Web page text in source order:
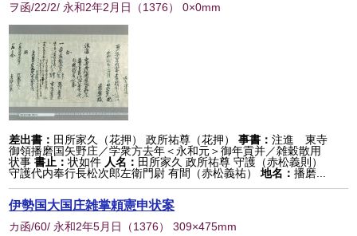
ヲ函/22/2/ 永和2年2月日 （1376） 0×0mm
差出書： 田所家久（花押） 政所祐尊（花押） 事書：注進 東寺
御領播磨国矢野庄／学衆方去年＜永和元＞御年貢并／雑穀散用
状事書止：状如件 人名： 田所家久 政所祐尊 守護（赤松義則）
守護代内奉行長松次郎左衛門尉 有間（赤松義祐）
地名：播磨...
伊勢国大国庄雑掌頼憲申状案
カ函/60/ 永和2年5月日 （1376） 309×475mm